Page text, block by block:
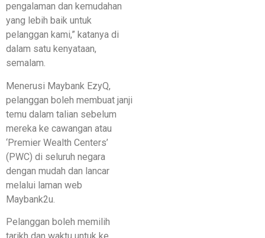
pengalaman dan kemudahan
yang lebih baik untuk
pelanggan kami,” katanya di
dalam satu kenyataan,
semalam.
Menerusi Maybank EzyQ,
pelanggan boleh membuat janji
temu dalam talian sebelum
mereka ke cawangan atau
‘Premier Wealth Centers’
(PWC) di seluruh negara
dengan mudah dan lancar
melalui laman web
Maybank2u.
Pelanggan boleh memilih